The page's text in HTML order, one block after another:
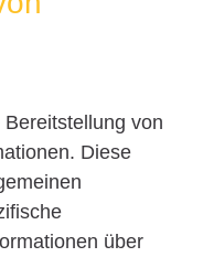
von
Diese
über